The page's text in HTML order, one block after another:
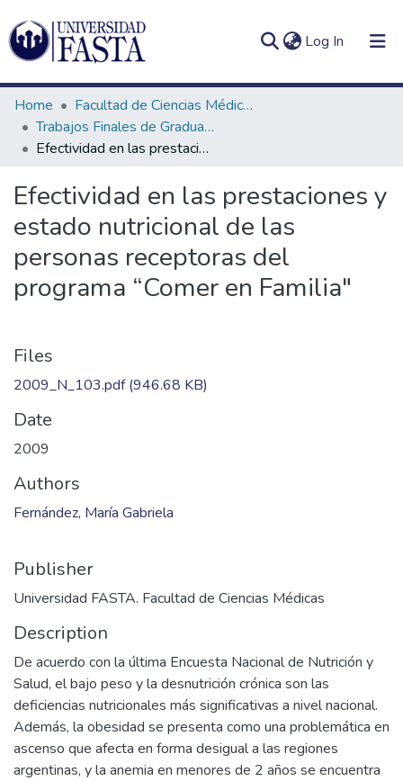
Log In (current)
Communities
&
Collections
All of DSpace
In(current)
Home
Facultad de Ciencias Médicas
Trabajos Finales de Graduación de Licenciatura en Nutrición
Efectividad en las prestaciones y estado nutricional de las personas receptoras del programa “Comer en Familia"
Efectividad en las prestaciones y
estado nutricional de las
personas receptoras del
programa “Comer en Familia"
Files
2009_N_103.pdf(946.68 KB)
Date
2009
Authors
Fernández, María Gabriela
Publisher
Universidad FASTA. Facultad de Ciencias Médicas
Description
De acuerdo con la última Encuesta Nacional de Nutrición y
Salud, el bajo peso y la desnutrición crónica son las
deficiencias nutricionales más significativas a nivel nacional.
Además, la obesidad se presenta como una problemática en
ascenso que afecta en forma desigual a las regiones
argentinas, y la anemia en menores de 2 años se encuentra